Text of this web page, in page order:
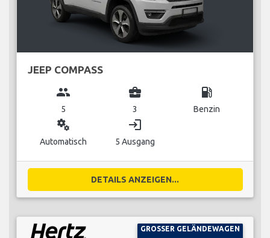
JEEP COMPASS
group
5
business_center
3
local_gas_station
Benzin
miscellaneous_services
Automatisch
login
5 Ausgang
DETAILS ANZEIGEN...
GROSSER GELÄNDEWAGEN